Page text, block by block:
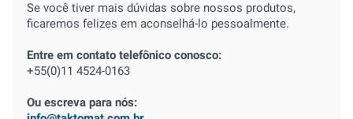
Se você tiver mais dúvidas sobre nossos produtos,
ficaremos felizes em aconselhá-lo pessoalmente.
Entre em contato telefônico conosco:
+55(0)11 4524-0163
Ou escreva para nós: